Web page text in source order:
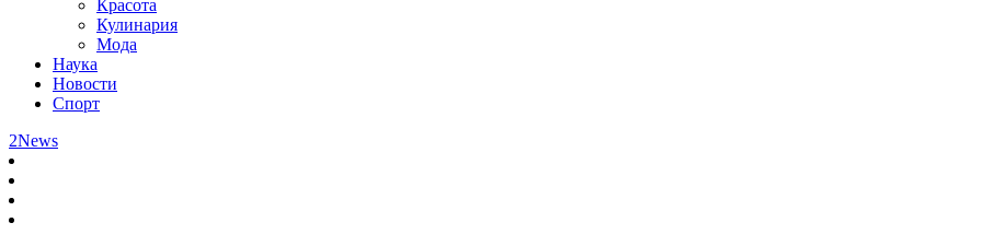
Красота
Кулинария
Мода
Наука
Новости
Спорт
2News